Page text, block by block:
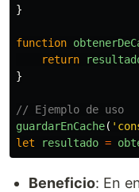
}
function
return
}
// Ejemplo de uso
guardarEnCache( '
let
resultado =
Beneficio: En